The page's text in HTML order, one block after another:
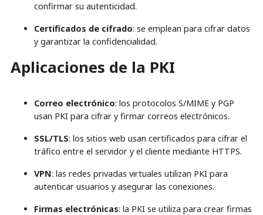
confirmar su autenticidad.
Certificados de cifrado: se emplean para cifrar datos
y garantizar la confidencialidad.
Aplicaciones de la PKI
Correo electrónico: los protocolos S/MIME y PGP
usan PKI para cifrar y firmar correos electrónicos.
SSL/TLS: los sitios web usan certificados para cifrar el
tráfico entre el servidor y el cliente mediante HTTPS.
VPN: las redes privadas virtuales utilizan PKI para
autenticar usuarios y asegurar las conexiones.
Firmas electrónicas: la PKI se utiliza para crear firmas